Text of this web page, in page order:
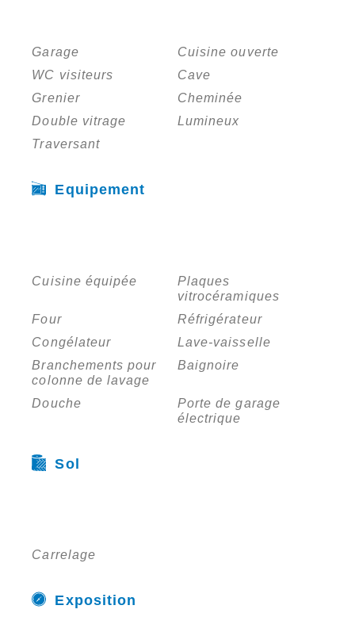
Garage
Cuisine ouverte
WC visiteurs
Cave
Grenier
Cheminée
Double vitrage
Lumineux
Traversant
Equipement
Cuisine équipée
Plaques
vitrocéramiques
Four
Réfrigérateur
Congélateur
Lave-vaisselle
Branchements pour
colonne de lavage
Baignoire
Douche
Porte de garage
électrique
Sol
Carrelage
Exposition